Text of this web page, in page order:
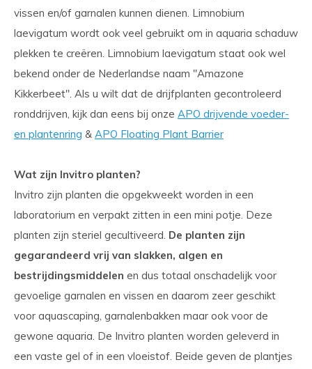
vissen en/of garnalen kunnen dienen. Limnobium
laevigatum wordt ook veel gebruikt om in aquaria schaduw
plekken te creëren. Limnobium laevigatum staat ook wel
bekend onder de Nederlandse naam ''Amazone
Kikkerbeet''. Als u wilt dat de drijfplanten gecontroleerd
ronddrijven, kijk dan eens bij onze APO drijvende voeder-
en plantenring & APO Floating Plant Barrier
Wat zijn Invitro planten?
Invitro zijn planten die opgekweekt worden in een
laboratorium en verpakt zitten in een mini potje. Deze
planten zijn steriel gecultiveerd. De planten zijn
gegarandeerd vrij van slakken, algen en
bestrijdingsmiddelen en dus totaal onschadelijk voor
gevoelige garnalen en vissen en daarom zeer geschikt
voor aquascaping, garnalenbakken maar ook voor de
gewone aquaria. De Invitro planten worden geleverd in
een vaste gel of in een vloeistof. Beide geven de plantjes